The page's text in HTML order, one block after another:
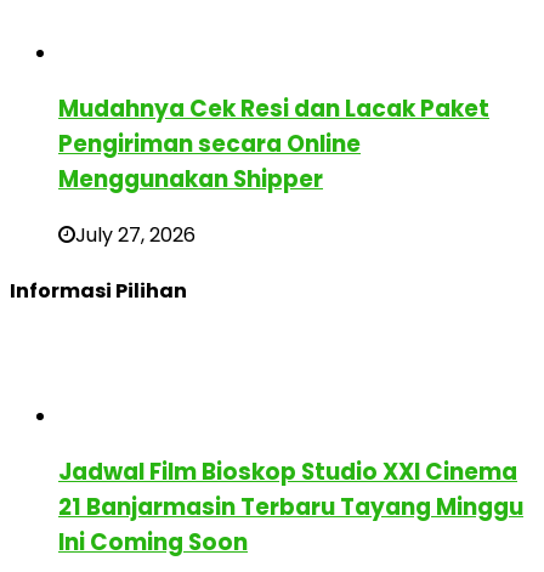
Mudahnya Cek Resi dan Lacak Paket
Pengiriman secara Online
Menggunakan Shipper
July 27, 2026
Informasi Pilihan
Jadwal Film Bioskop Studio XXI Cinema
21 Banjarmasin Terbaru Tayang Minggu
Ini Coming Soon